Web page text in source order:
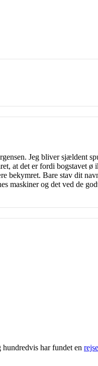
Jeg bliver sjældent
at det er fordi bogstavet
bekymret. Bare stav dit
maskiner og det ved de
hundredvis har fundet en